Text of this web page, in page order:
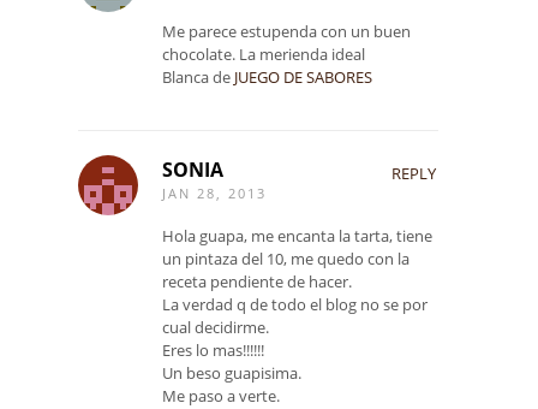
Me parece estupenda con un buen
chocolate. La merienda ideal
Blanca de JUEGO DE SABORES
SONIA
JAN 28, 2013
REPLY
Hola guapa, me encanta la tarta, tiene
un pintaza del 10, me quedo con la
receta pendiente de hacer.
La verdad q de todo el blog no se por
cual decidirme.
Eres lo mas!!!!!!
Un beso guapisima.
Me paso a verte.